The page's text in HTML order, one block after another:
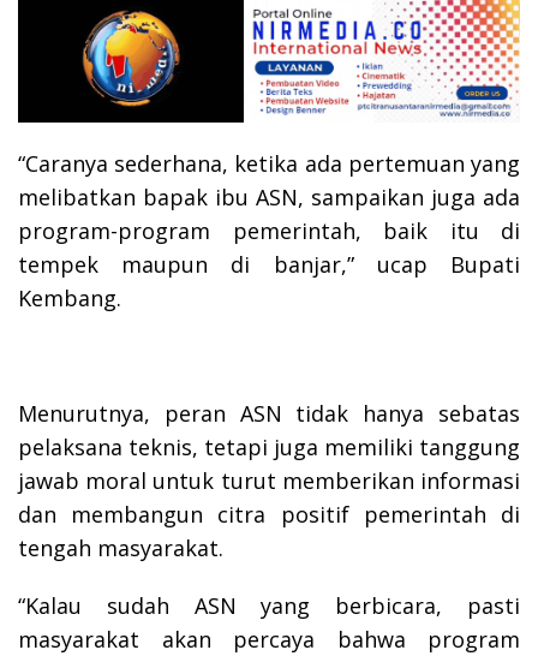
“Caranya sederhana, ketika ada pertemuan yang
melibatkan bapak ibu ASN, sampaikan juga ada
program-program pemerintah, baik itu di
tempek maupun di banjar,” ucap Bupati
Kembang.
Menurutnya, peran ASN tidak hanya sebatas
pelaksana teknis, tetapi juga memiliki tanggung
jawab moral untuk turut memberikan informasi
dan membangun citra positif pemerintah di
tengah masyarakat.
“Kalau sudah ASN yang berbicara, pasti
masyarakat akan percaya bahwa program